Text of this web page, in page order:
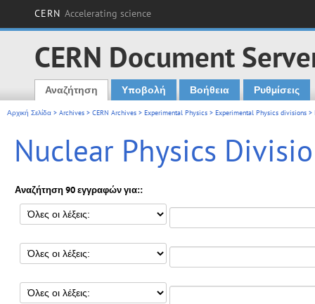
CERN Accelerating science
CERN Document
Main menu
Αναζήτηση Υποβολή Βοήθεια Ρυθμίσεις
Αρχική Σελίδα > Archives > CERN Archives > Experimental Physics > Experimental Physics divisions >
Nuclear Physics
Αναζήτηση 90 εγγραφών για::